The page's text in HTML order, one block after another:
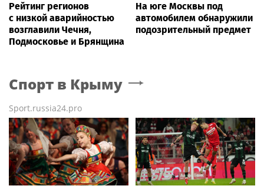
Рейтинг регионов
с низкой аварийностью
возглавили Чечня,
Подмосковье и Брянщина
На юге Москвы под
автомобилем обнаружили
подозрительный предмет
Спорт в Крыму
Sport.russia24.pro